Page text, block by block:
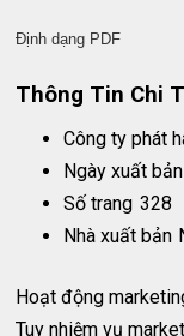
Định dạng
Thông Tin Chi
Công ty phát
Ngày xuất bản
Số trang 328
Nhà xuất bản
Hoạt động
Tuy nhiệm vụ